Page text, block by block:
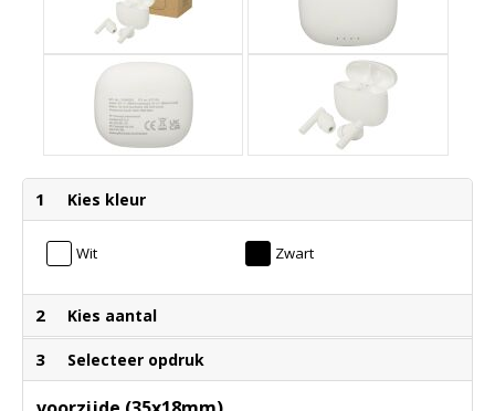
1 Kies kleur
Wit Zwart
2 Kies aantal
3 Selecteer opdruk